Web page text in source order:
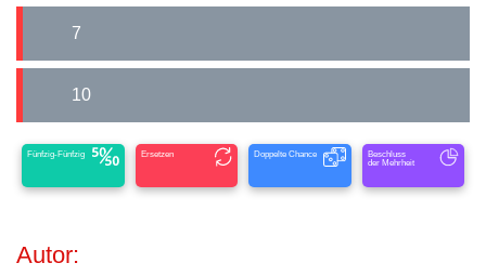
7
10
Fünfzig-Fünfzig Ersetzen Doppelte Chance
Beschluss
der Mehrheit
Autor: